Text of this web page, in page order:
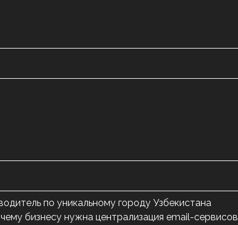
по уникальному городу Узбекистана
бизнесу нужна централизация email-сервисов